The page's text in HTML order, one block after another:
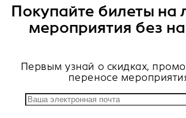
Покупайте билеты
мероприятия без
Первым узнай о скидках,
переносе